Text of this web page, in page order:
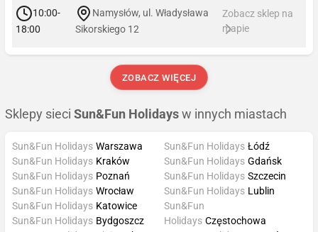
10:00-
18:00
Namysłów, ul. Władysława
Sikorskiego 12
Zobacz sklep na
mapie
ZOBACZ WIĘCEJ
Sklepy sieci Sun&Fun Holidays w innych miastach
Sun&Fun Holidays Warszawa
Sun&Fun Holidays Kraków
Sun&Fun Holidays Poznań
Sun&Fun Holidays Wrocław
Sun&Fun Holidays Łódź
Sun&Fun Holidays Gdańsk
Sun&Fun Holidays Szczecin
Sun&Fun Holidays Lublin
Sun&Fun Holidays Katowice
Sun&Fun Holidays Bydgoszcz
Sun&Fun
Holidays Częstochowa